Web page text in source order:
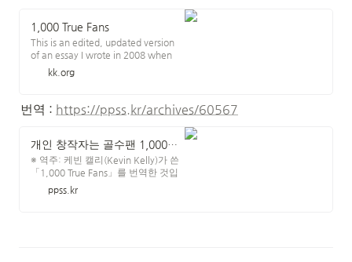
1,000 True Fans
This is an edited, updated version
of an essay I wrote in 2008 when
this now popular idea was
embryonic and ragged. I recently
minus out-of-date details. This
revisited essay appears in Tim
kk.org
번역 : https://ppss.kr/archives/60567
개인 창작자는 골수팬 1,000명만 있으면 먹고 산다
※ 역주: 케빈 캘리(Kevin Kelly)가 쓴
「1,000 True Fans」를 번역한 것입
니다. 유명 블로거들이 자주 인용하는
글이라서 읽어 보았는데 재미있습니
ppss.kr